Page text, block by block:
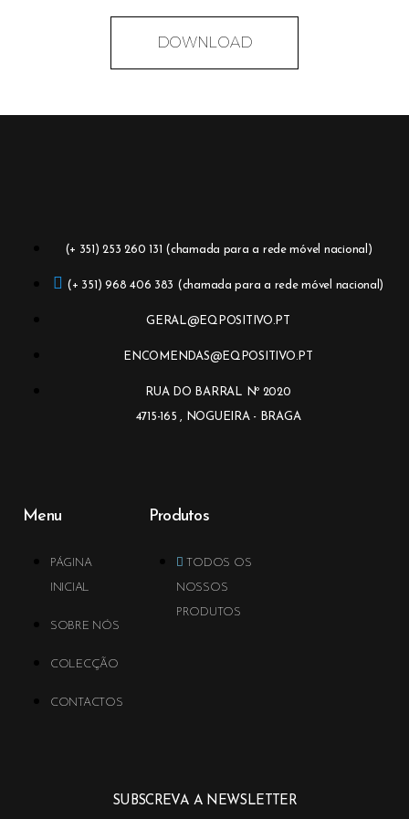
DOWNLOAD
(+ 351) 253 260 131 (chamada para a rede móvel nacional)
(+ 351) 968 406 383 (chamada para a rede móvel nacional)
GERAL@EQPOSITIVO.PT
ENCOMENDAS@EQPOSITIVO.PT
RUA DO BARRAL Nº 2020
4715-165 , NOGUEIRA - BRAGA
Menu
PÁGINA
INICIAL
SOBRE NÓS
COLECÇÃO
CONTACTOS
Produtos
TODOS OS
NOSSOS
PRODUTOS
SUBSCREVA A NEWSLETTER